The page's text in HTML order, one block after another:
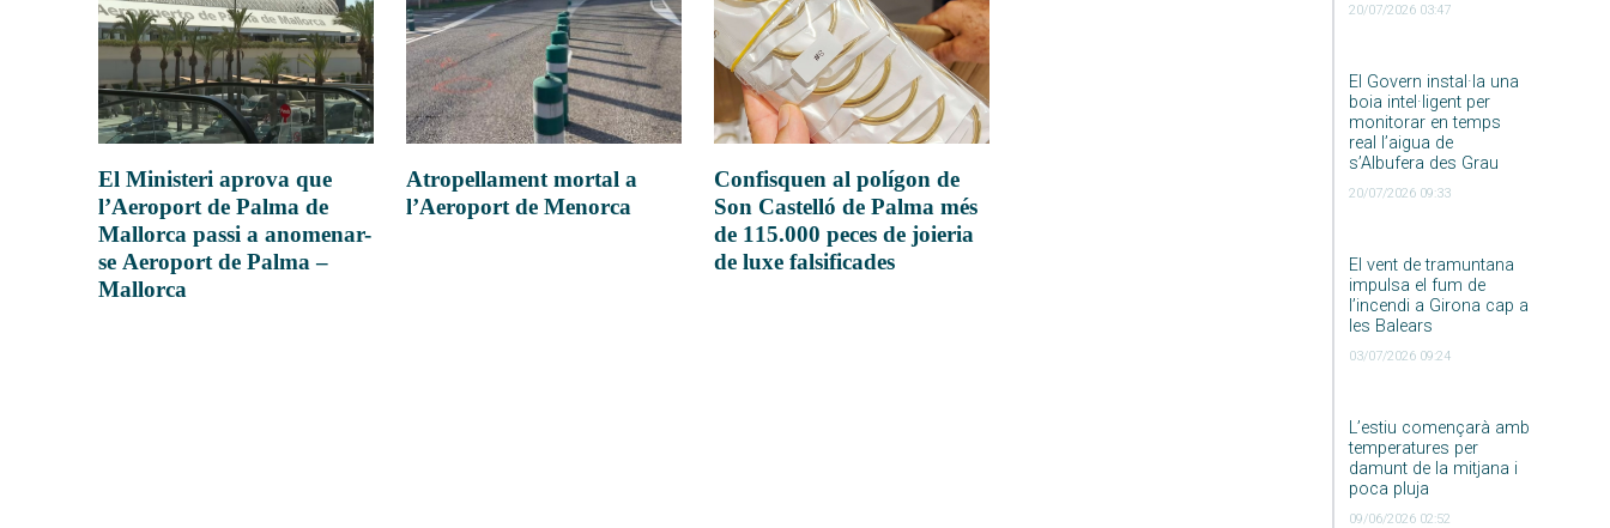
20/07/2026 03:47
El Govern instal·la una
boia intel·ligent per
monitorar en temps
real l’aigua de
s’Albufera des Grau
20/07/2026 09:33
El vent de tramuntana
impulsa el fum de
l’incendi a Girona cap a
les Balears
03/07/2026 09:24
L’estiu començarà amb
temperatures per
damunt de la mitjana i
poca pluja
09/06/2026 02:52
El Ministeri aprova que
l’Aeroport de Palma de
Mallorca passi a anomenar-
se Aeroport de Palma –
Mallorca
Atropellament mortal a
l’Aeroport de Menorca
Confisquen al polígon de
Son Castelló de Palma més
de 115.000 peces de joieria
de luxe falsificades